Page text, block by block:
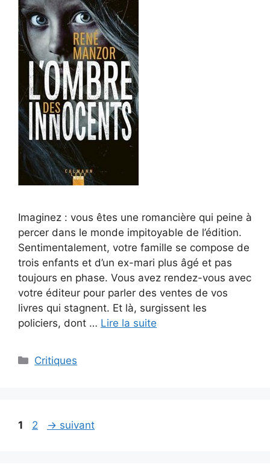
Imaginez : vous êtes une romancière qui peine à
percer dans le monde impitoyable de l’édition.
Sentimentalement, votre famille se compose de
trois enfants et d’un ex-mari plus âgé et pas
toujours en phase. Vous avez rendez-vous avec
votre éditeur pour parler des ventes de vos
livres qui stagnent. Et là, surgissent les
policiers, dont … Lire la suite
Critiques
1 2 → suivant